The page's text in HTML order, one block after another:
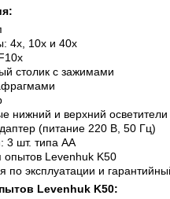
4х, 10х и 40х
столик с зажимами
нижний и верхний
(питание 220 В, 50 Гц)
3 шт. типа АА
опытов Levenhuk K50
по эксплуатации и
Levenhuk K50: